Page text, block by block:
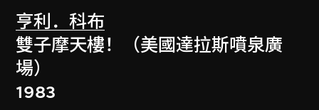
亨利．科布
雙子摩天樓！（美國達拉斯噴泉廣
場）
1983